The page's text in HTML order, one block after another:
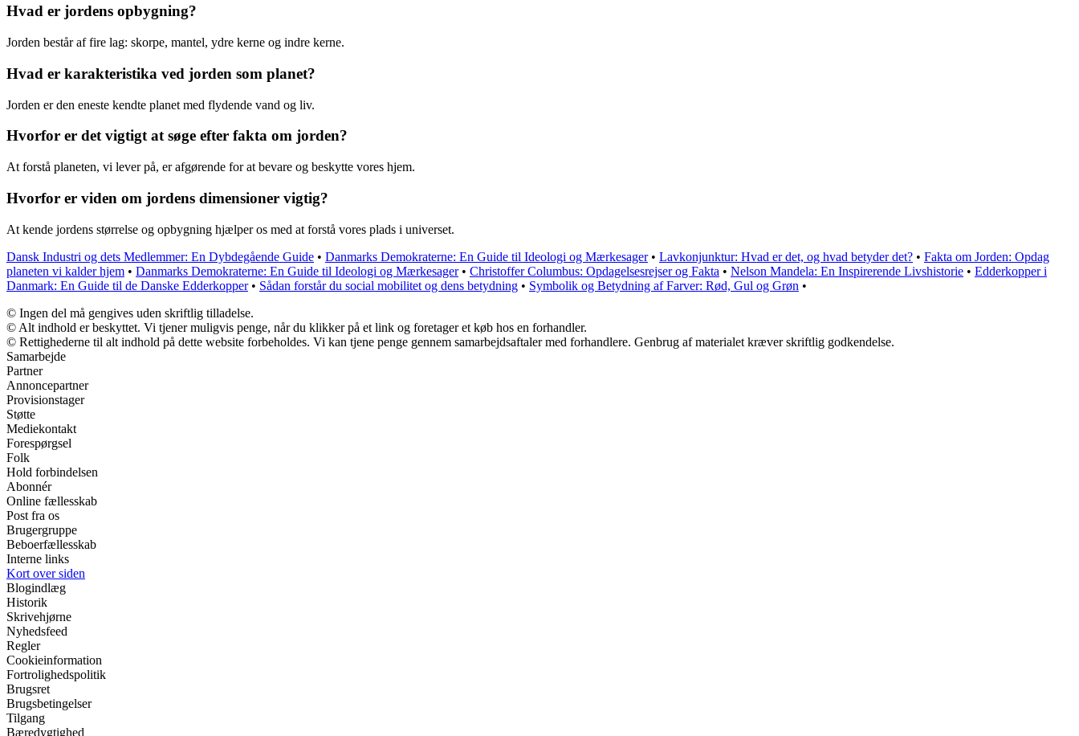
Hvad er jordens opbygning?
Jorden består af fire lag: skorpe, mantel, ydre kerne og indre kerne.
Hvad er karakteristika ved jorden som planet?
Jorden er den eneste kendte planet med flydende vand og liv.
Hvorfor er det vigtigt at søge efter fakta om jorden?
At forstå planeten, vi lever på, er afgørende for at bevare og beskytte vores hjem.
Hvorfor er viden om jordens dimensioner vigtig?
At kende jordens størrelse og opbygning hjælper os med at forstå vores plads i universet.
Dansk Industri og dets Medlemmer: En Dybdegående Guide • Danmarks Demokraterne: En Guide til Ideologi og Mærkesager• Lavkonjunktur: Hvad er det, og hvad betyder det? • Fakta om Jorden: Opdag
planeten vi kalder hjem • Danmarks Demokraterne: En Guide til Ideologi og Mærkesager• Christoffer Columbus: Opdagelsesrejser og Fakta • Nelson Mandela: En Inspirerende Livshistorie • Edderkopper i
Danmark: En Guide til de Danske Edderkopper• Sådan forstår du social mobilitet og dens betydning • Symbolik og Betydning af Farver: Rød, Gul og Grøn •
© Ingen del må gengives uden skriftlig tilladelse.
© Alt indhold er beskyttet. Vi tjener muligvis penge, når du klikker på et link og foretager et køb hos en forhandler.
© Rettighederne til alt indhold på dette website forbeholdes. Vi kan tjene penge gennem samarbejdsaftaler med forhandlere. Genbrug af materialet kræver skriftlig godkendelse.
Samarbejde
Partner
Annoncepartner
Provisionstager
Støtte
Mediekontakt
Forespørgsel
Folk
Hold forbindelsen
Abonnér
Online fællesskab
Post fra os
Brugergruppe
Beboerfællesskab
Interne links
Kort over siden
Blogindlæg
Historik
Skrivehjørne
Nyhedsfeed
Regler
Cookieinformation
Fortrolighedspolitik
Brugsret
Brugsbetingelser
Tilgang
Bæredygtighed